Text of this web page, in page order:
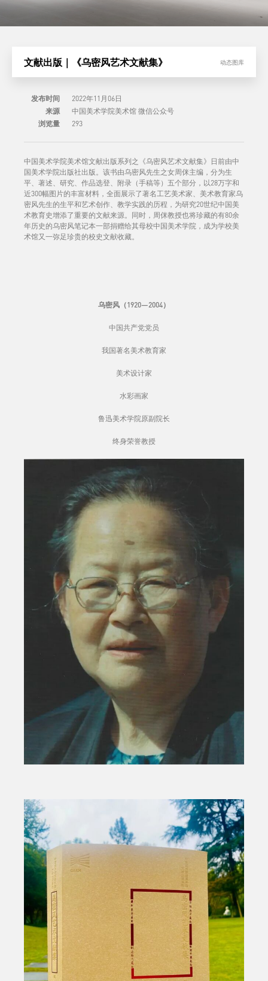
文献出版｜《乌密风艺术文献集》 动态图库
发布时间
2022年11月06日
来源
中国美术学院美术馆 微信公众号
浏览量
293
中国美术学院美术馆文献出版系列之《乌密风艺术文献集》日前由中
国美术学院出版社出版。该书由乌密风先生之女周侎主编，分为生
平、著述、研究、作品选登、附录（手稿等）五个部分，以28万字和
近300幅图片的丰富材料，全面展示了著名工艺美术家、美术教育家乌
密风先生的生平和艺术创作、教学实践的历程，为研究20世纪中国美
术教育史增添了重要的文献来源。同时，周侎教授也将珍藏的有80余
年历史的乌密风笔记本一部捐赠给其母校中国美术学院，成为学校美
术馆又一弥足珍贵的校史文献收藏。
乌密风（1920—2004）
中国共产党党员
我国著名美术教育家
美术设计家
水彩画家
鲁迅美术学院原副院长
终身荣誉教授